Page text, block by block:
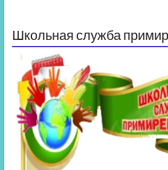
Школьная служба